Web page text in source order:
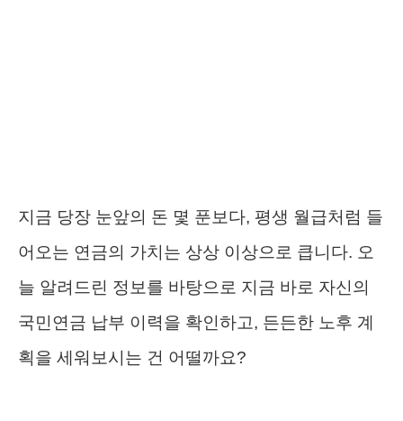
지금 당장 눈앞의 돈 몇 푼보다, 평생 월급처럼 들
어오는 연금의 가치는 상상 이상으로 큽니다. 오
늘 알려드린 정보를 바탕으로 지금 바로 자신의
국민연금 납부 이력을 확인하고, 든든한 노후 계
획을 세워보시는 건 어떨까요?